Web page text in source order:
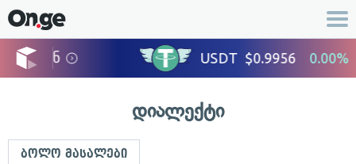
დიალექტი
ბოლო მასალები